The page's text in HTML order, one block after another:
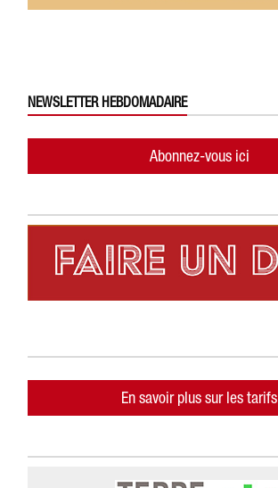
NEWSLETTER HEBDOMADAIRE
Abonnez-vous ici
En savoir plus sur les tarifs